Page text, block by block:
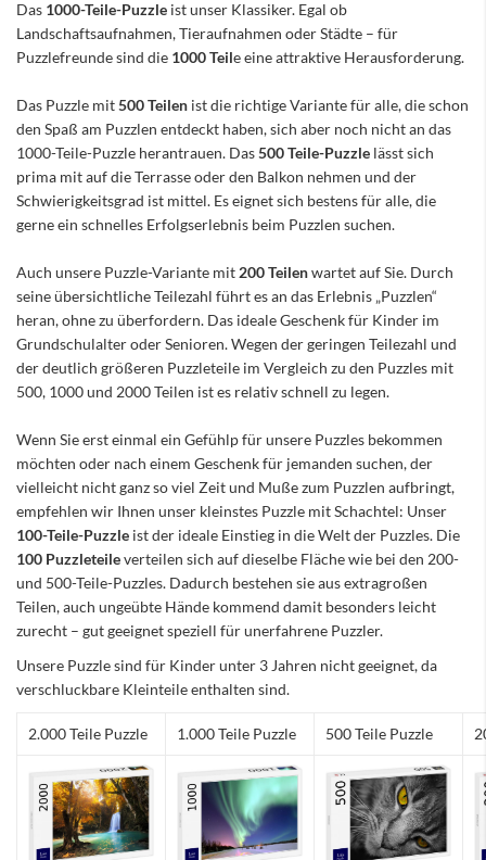
Das 1000-Teile-Puzzle ist unser Klassiker. Egal ob
Landschaftsaufnahmen, Tieraufnahmen oder Städte – für
Puzzlefreunde sind die 1000 Teile eine attraktive Herausforderung.
Das Puzzle mit500 Teilen ist die richtige Variante für alle, die schon
den Spaß am Puzzlen entdeckt haben, sich aber noch nicht an das
1000-Teile-Puzzle herantrauen. Das500 Teile-Puzzle lässt sich
prima mit auf die Terrasse oder den Balkon nehmen und der
Schwierigkeitsgrad ist mittel. Es eignet sich bestens für alle, die
gerne ein schnelles Erfolgserlebnis beim Puzzlen suchen.
Auch unsere Puzzle-Variante mit 200 Teilenwartet auf Sie. Durch
seine übersichtliche Teilezahl führt es an das Erlebnis „Puzzlen“
heran, ohne zu überfordern. Das ideale Geschenk für Kinder im
Grundschulalter oder Senioren. Wegen der geringen Teilezahl und
der deutlich größeren Puzzleteile im Vergleich zu den Puzzles mit
500, 1000 und 2000 Teilen ist es relativ schnell zu legen.
Wenn Sie erst einmal ein Gefühlp für unsere Puzzles bekommen
möchten oder nach einem Geschenk für jemanden suchen, der
vielleicht nicht ganz so viel Zeit und Muße zum Puzzlen aufbringt,
empfehlen wir Ihnen unser kleinstes Puzzle mit Schachtel: Unser
100-Teile-Puzzle ist der ideale Einstieg in die Welt der Puzzles. Die
100 Puzzleteileverteilen sich auf dieselbe Fläche wie bei den 200-
und 500-Teile-Puzzles. Dadurch bestehen sie aus extragroßen
Teilen, auch ungeübte Hände kommend damit besonders leicht
zurecht – gut geeignet speziell für unerfahrene Puzzler.
Unsere Puzzle sind für Kinder unter 3 Jahren nicht geeignet, da
verschluckbare Kleinteile enthalten sind.
2.000 Teile Puzzle 1.000 Teile Puzzle 500 Teile Puzzle